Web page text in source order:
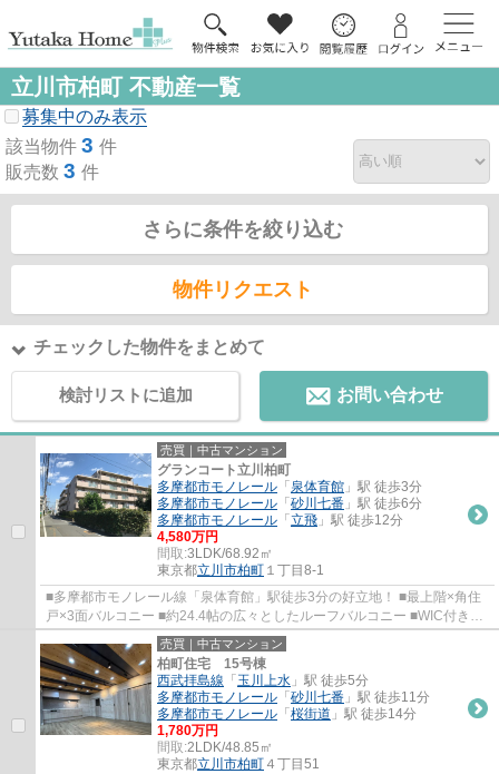
立川市柏町 不動産一覧
募集中のみ表示
該当物件 3 件
販売数 3 件
さらに条件を絞り込む
物件リクエスト
チェックした物件をまとめて
検討リストに追加 お問い合わせ
売買｜中古マンション
グランコート立川柏町
多摩都市モノレール 「 泉体育館 」駅 徒歩3分
多摩都市モノレール 「 砂川七番 」駅 徒歩6分
多摩都市モノレール 「 立飛 」駅 徒歩12分
4,580万円
間取:3LDK/68.92㎡
東京都立川市柏町 １丁目8-1
■多摩都市モノレール線「泉体育館」駅徒歩3分の好立地！ ■最上階×角住
戸×3面バルコニー ■約24.4帖の広々としたルーフバルコニー ■WIC付きで
毎日の洋服選びが楽しくなります♪ ■追い炊き...
売買｜中古マンション
柏町住宅 15号棟
西武拝島線 「 玉川上水 」駅 徒歩5分
多摩都市モノレール 「 砂川七番 」駅 徒歩11分
多摩都市モノレール 「 桜街道 」駅 徒歩14分
1,780万円
間取:2LDK/48.85㎡
東京都立川市柏町 ４丁目51